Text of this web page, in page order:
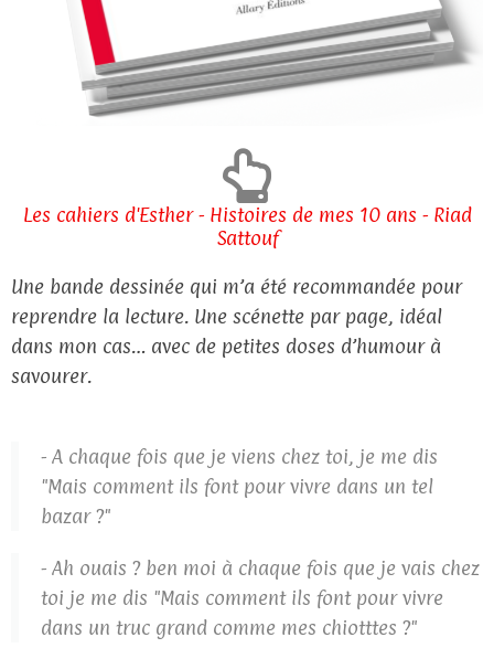
Les cahiers d'Esther - Histoires de mes 10 ans - Riad
Sattouf
Une bande dessinée qui m’a été recommandée pour
reprendre la lecture. Une scénette par page, idéal
dans mon cas… avec de petites doses d’humour à
savourer.
- A chaque fois que je viens chez toi, je me dis
"Mais comment ils font pour vivre dans un tel
bazar ?"
- Ah ouais ? ben moi à chaque fois que je vais chez
toi je me dis "Mais comment ils font pour vivre
dans un truc grand comme mes chiotttes ?"